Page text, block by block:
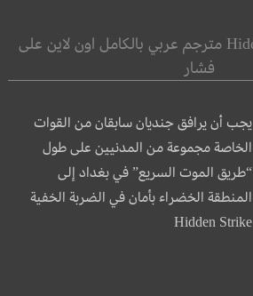
فلم Hidden Strike 2023 مترجم عربي بالكامل اون لاين على
فشار
يجب أن يرافق جنديان سابقان من القوات
الخاصة مجموعة من المدنيين على طول
“طريق الموت السريع” في بغداد إلى
المنطقة الخضراء بأمان في الضربة الخفية
Hidden Strike